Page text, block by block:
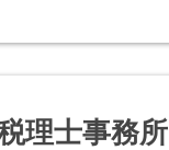
理士事務所